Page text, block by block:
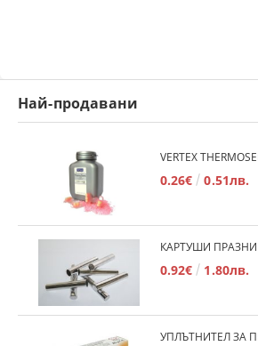
Най-продавани
0.26€ 0.51лв.
0.92€ 1.80лв.
УПЛЪТНИТЕЛ ЗА